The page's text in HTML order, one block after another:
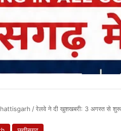
/रेलवे ने दी खुशखबरी: 3 अगस्त से शुरू